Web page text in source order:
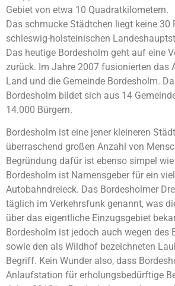
Gebiet von etwa 10 Quadratkilometern.
Das schmucke Städtchen liegt keine 30
schleswig-holsteinischen
Das heutige Bordesholm geht auf eine
zurück. Im Jahre 2007 fusionierten das
Land und die Gemeinde Bordesholm.
Bordesholm bildet sich aus 14
14.000 Bürgern.
Bordesholm ist eine jener kleineren
überraschend großen Anzahl von
Begründung dafür ist ebenso simpel
Bordesholm ist Namensgeber für ein
Autobahndreieck. Das Bordesholmer
täglich im Verkehrsfunk genannt, was
über das eigentliche Einzugsgebiet
Bordesholm ist jedoch auch wegen des
sowie den als Wildhof bezeichneten
Begriff. Kein Wunder also, dass
Anlaufstation für erholungsbedürftige